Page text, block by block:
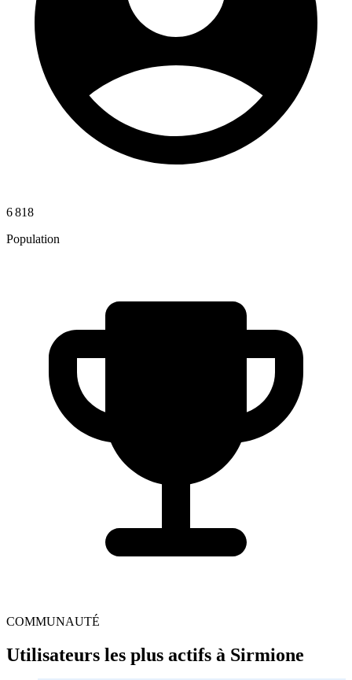
6 818
Population
COMMUNAUTÉ
Utilisateurs les plus actifs à Sirmione